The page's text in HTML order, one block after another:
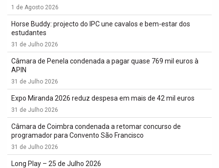
1 de Agosto 2026
Horse Buddy: projecto do IPC une cavalos e bem-estar dos
estudantes
31 de Julho 2026
Câmara de Penela condenada a pagar quase 769 mil euros à
APIN
31 de Julho 2026
Expo Miranda 2026 reduz despesa em mais de 42 mil euros
31 de Julho 2026
Câmara de Coimbra condenada a retomar concurso de
programador para Convento São Francisco
31 de Julho 2026
Long Play – 25 de Julho 2026